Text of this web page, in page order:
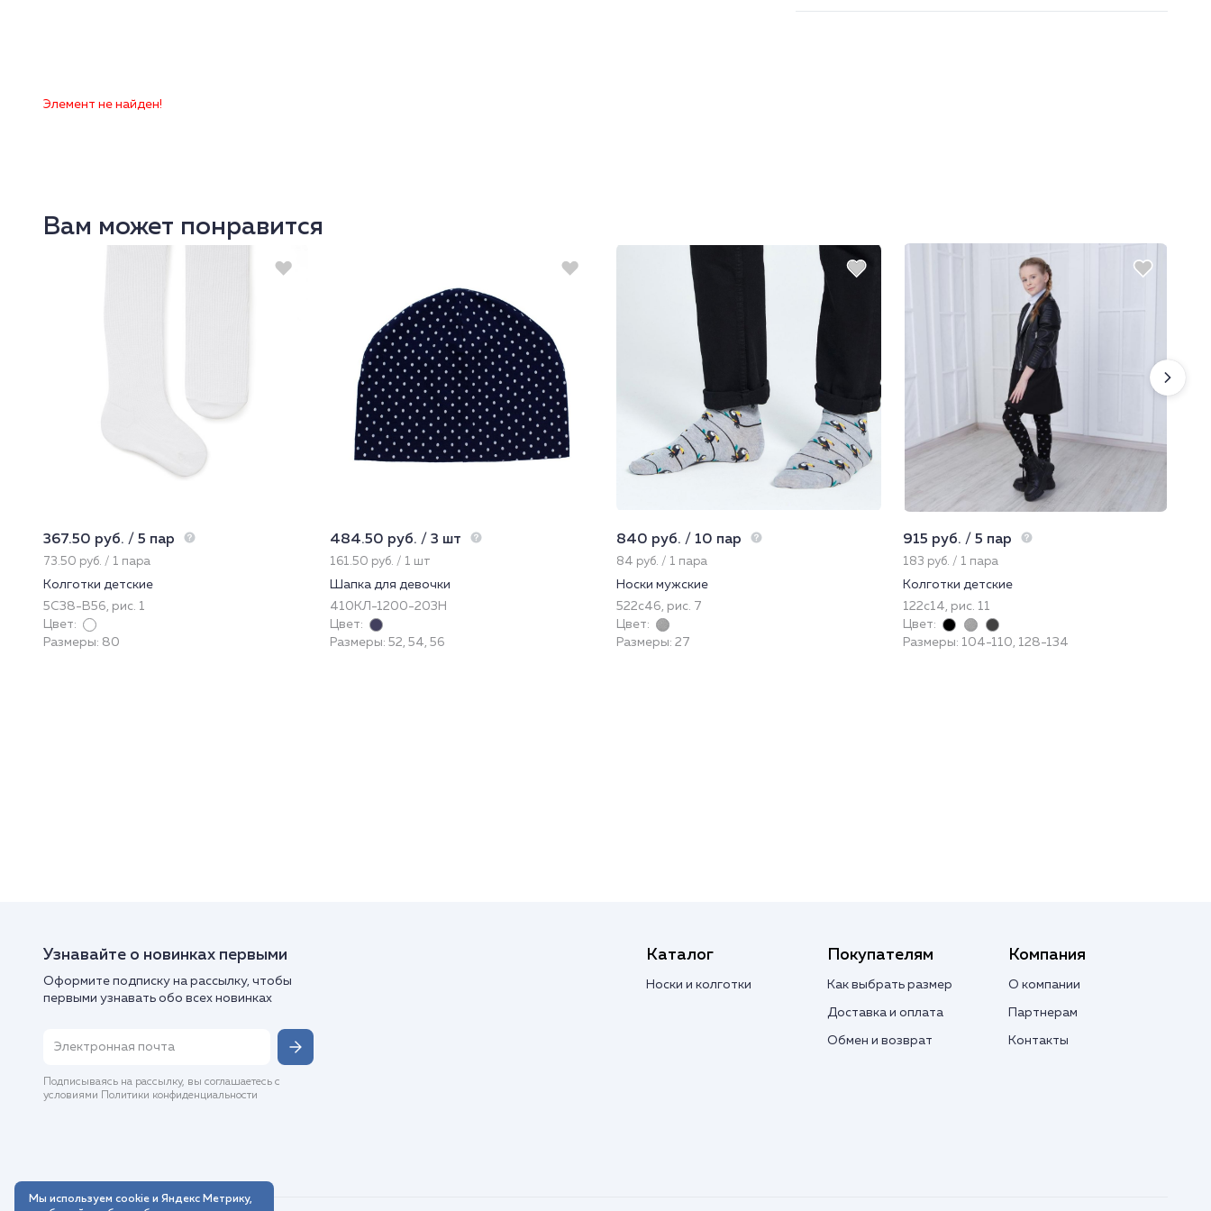
Элемент не найден!
Вам может понравится
367.50 руб. / 5 пар
73.50 руб. / 1 пара
Колготки детские
5С38-В56, рис. 1
Цвет:
Размеры: 80
484.50 руб. / 3 шт
161.50 руб. / 1 шт
Шапка для девочки
410КЛ-1200-203Н
Цвет:
Размеры: 52, 54, 56
840 руб. / 10 пар
84 руб. / 1 пара
Носки мужские
522с46, рис. 7
Цвет:
Размеры: 27
915 руб. / 5 пар
183 руб. / 1 пара
Колготки детские
122с14, рис. 11
Цвет:
Размеры: 104-110, 128-134
Узнавайте о новинках первыми
Оформите подписку на рассылку, чтобы
первыми узнавать обо всех новинках
Подписываясь на рассылку, вы соглашаетесь с
условиями Политики конфиденциальности
Каталог
Носки и колготки
Покупателям
Как выбрать размер
Доставка и оплата
Обмен и возврат
Компания
О компании
Партнерам
Контакты
Мы используем cookie и Яндекс Метрику,